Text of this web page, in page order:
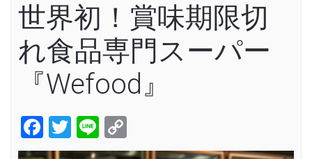
世界初！賞味期限切
れ食品専門スーパー
『Wefood』
Facebook
Twitter
Line
Link